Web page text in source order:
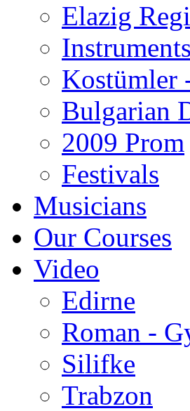
Elazig
Instruments
Kostümler
Bulgarian
2009 Prom
Festivals
Musicians
Our Courses
Video
Edirne
Roman -
Silifke
Trabzon